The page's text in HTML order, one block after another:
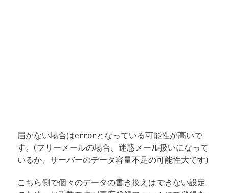
届かない場合はerrorとなっている可能性が高いで
す。(フリーメールの場合、迷惑メール扱いになって
いるか、サーバーのデータ容量不足の可能性大です)
こちら側で個々のデータの書き換えはできない設定